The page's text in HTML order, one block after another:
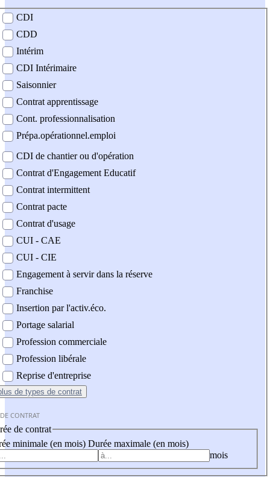
contrat
CDI
CDD
Intérim
CDI Intérimaire
Saisonnier
Contrat apprentissage
Cont. professionnalisation
Prépa.opérationnel.emploi
CDI de chantier ou d'opération
Contrat d'Engagement Educatif
Contrat intermittent
Contrat pacte
Contrat d'usage
CUI - CAE
CUI - CIE
Engagement à servir dans la réserve
Franchise
Insertion par l'activ.éco.
Portage salarial
Profession commerciale
Profession libérale
Reprise d'entreprise
de types de contrat
CONTRAT
de contrat
minimale (en mois) Durée maximale (en mois)
mois